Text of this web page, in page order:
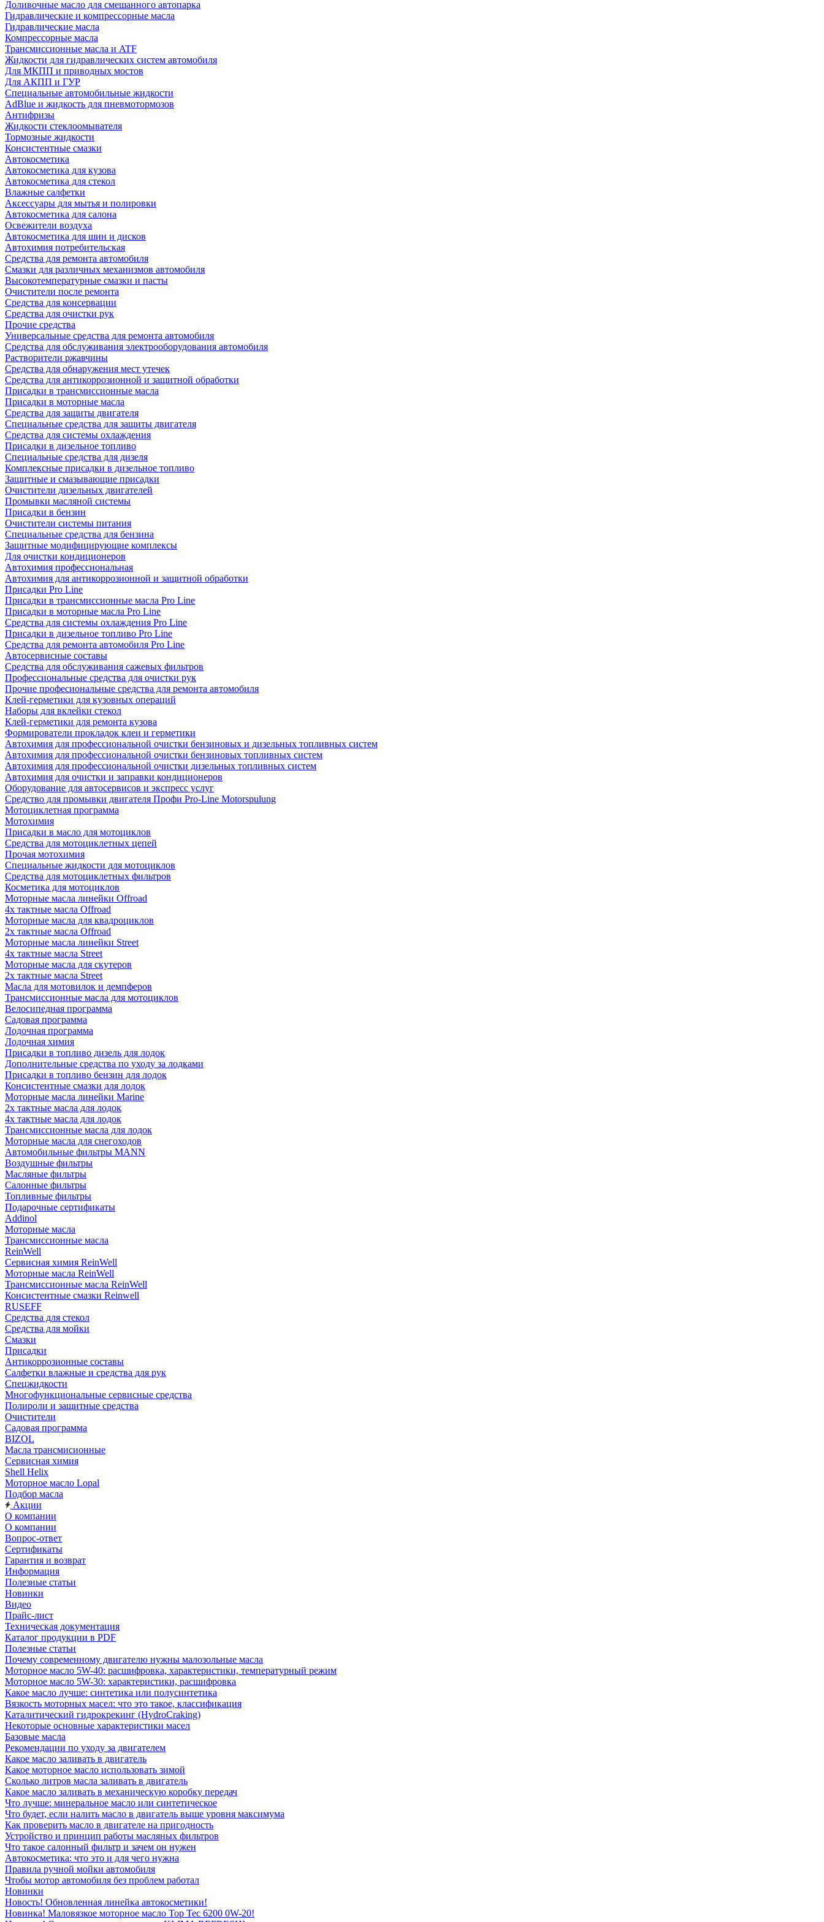
Доливочные масло для смешанного автопарка
Гидравлические и компрессорные масла
Гидравлические масла
Компрессорные масла
Трансмиссионные масла и ATF
Жидкости для гидравлических систем автомобиля
Для МКПП и приводных мостов
Для АКПП и ГУР
Специальные автомобильные жидкости
AdBlue и жидкость для пневмотормозов
Антифризы
Жидкости стеклоомывателя
Тормозные жидкости
Консистентные смазки
Автокосметика
Автокосметика для кузова
Автокосметика для стекол
Влажные салфетки
Аксессуары для мытья и полировки
Автокосметика для салона
Освежители воздуха
Автокосметика для шин и дисков
Автохимия потребительская
Средства для ремонта автомобиля
Смазки для различных механизмов автомобиля
Высокотемпературные смазки и пасты
Очистители после ремонта
Средства для консервации
Средства для очистки рук
Прочие средства
Универсальные средства для ремонта автомобиля
Средства для обслуживания электрооборудования автомобиля
Растворители ржавчины
Средства для обнаружения мест утечек
Средства для антикоррозионной и защитной обработки
Присадки в трансмиссионные масла
Присадки в моторные масла
Средства для защиты двигателя
Специальныe средства для защиты двигателя
Средства для системы охлаждения
Присадки в дизельное топливо
Спeциальные средства для дизеля
Комплексные присадки в дизельное топливо
Защитные и смазывающие присадки
Очистители дизельных двигателей
Промывки масляной системы
Присадки в бензин
Очистители системы питания
Специальные срeдства для бензина
Защитные модифицирующие комплексы
Для очистки кондиционеров
Автохимия профессиональная
Автохимия для антикоррозионной и защитной обработки
Присадки Pro Line
Присадки в трансмиссионные масла Pro Line
Присадки в моторные масла Pro Line
Средства для системы охлаждения Pro Line
Присадки в дизельное топливо Pro Line
Средства для ремонта автомобиля Pro Line
Автосервисные составы
Средства для обслуживания сажевых фильтров
Профессиональные средства для очистки рук
Прочие професиональные средства для ремонта автомобиля
Клей-герметики для кузовных операций
Наборы для вклейки стекол
Клей-герметики для ремонта кузова
Формирователи прокладок клеи и герметики
Автохимия для профессиональной очистки бензиновых и дизельных топливных систем
Автохимия для профессиональной очистки бензиновых топливных систем
Автохимия для профессиональной очистки дизельных топливных систем
Автохимия для очистки и заправки кондиционеров
Оборудование для автосервисов и экспресс услуг
Средство для промывки двигателя Профи Pro-Line Motorspulung
Мотоциклетная программа
Мотохимия
Присадки в масло для мотоциклов
Средства для мотоциклетных цепей
Прочая мотохимия
Специальные жидкости для мотоциклов
Средства для мотоциклетных фильтров
Косметика для мотоциклов
Моторные масла линейки Offroad
4х тактные масла Offroad
Моторные масла для квадроциклов
2х тактные масла Offroad
Моторные масла линейки Street
4х тактные масла Street
Моторные масла для скутеров
2х тактные масла Street
Масла для мотовилок и демпферов
Трансмиссионные масла для мотоциклов
Велосипедная программа
Садовая программа
Лодочная программа
Лодочная химия
Присадки в топливо дизель для лодок
Дополнительные средства по уходу за лодками
Присадки в топливо бензин для лодок
Консистентные смазки для лодок
Моторные масла линейки Marine
2х тактные масла для лодок
4х тактные масла для лодок
Трансмиссионные масла для лодок
Моторные масла для снегоходов
Автомобильные фильтры MANN
Воздушные фильтры
Масляные фильтры
Салонные фильтры
Топливные фильтры
Подарочные сертификаты
Addinol
Моторные масла
Трансмиссионные масла
ReinWell
Сервисная химия ReinWell
Моторные масла ReinWell
Трансмиссионные масла ReinWell
Консистентные смазки Reinwell
RUSEFF
Средства для стекол
Средства для мойки
Смазки
Присадки
Антикоррозионные составы
Салфетки влажные и средства для рук
Спецжидкости
Многофункциональные сервисные средства
Полироли и защитные средства
Очистители
Садовая программа
BIZOL
Масла трансмисионные
Сервисная химия
Shell Helix
Моторное масло Lopal
Подбор масла
Акции
О компании
О компании
Вопрос-ответ
Сертификаты
Гарантия и возврат
Информация
Полезные статьи
Новинки
Видео
Прайс-лист
Техническая документация
Каталог продукции в PDF
Полезные статьи
Почему современному двигателю нужны малозольные масла
Моторное масло 5W-40: расшифровка, характеристики, температурный режим
Моторное масло 5W-30: характеристики, расшифровка
Какое масло лучше: синтетика или полусинтетика
Вязкость моторных масел: что это такое, классификация
Каталитический гидрокрекинг (НydroСraking)
Некоторые основные характеристики масел
Базовые масла
Рекомендации по уходу за двигателем
Какое масло заливать в двигатель
Какое моторное масло использовать зимой
Сколько литров масла заливать в двигатель
Какое масло заливать в механическую коробку передач
Что лучше: минеральное масло или синтетическое
Что будет, если налить масло в двигатель выше уровня максимума
Как проверить масло в двигателе на пригодность
Устройство и принцип работы масляных фильтров
Что такое салонный фильтр и зачем он нужен
Автокосметика: что это и для чего нужна
Правила ручной мойки автомобиля
Чтобы мотор автомобиля без проблем работал
Новинки
Новость! Обновленная линейка автокосметики!
Новинка! Маловязкое моторное масло Top Tec 6200 0W-20!